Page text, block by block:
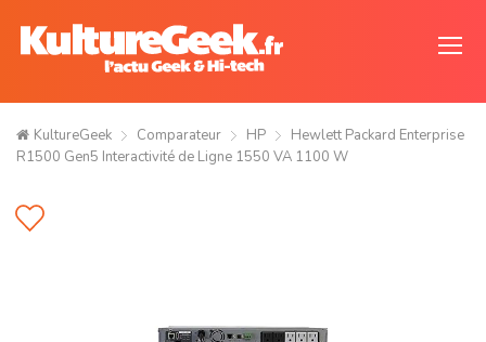
KultureGeek Comparateur HP
Hewlett Packard Enterprise
R1500 Gen5 Interactivité de Ligne 1550 VA 1100 W